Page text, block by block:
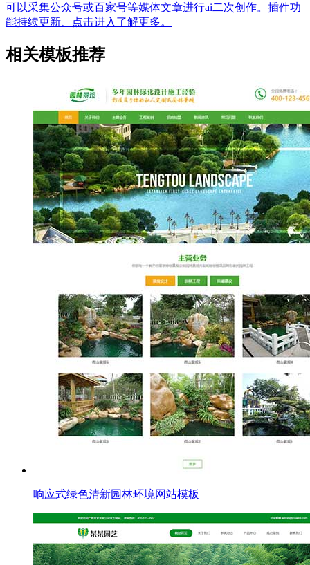
可以采集公众号或百家号等媒体文章进行ai二次创作。插件功
能持续更新、点击进入了解更多。
相关模板推荐
响应式绿色清新园林环境网站模板